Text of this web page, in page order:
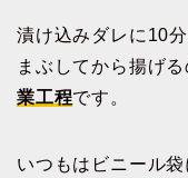
漬け込みダレに10
まぶしてから揚げる
業工程です。
いつもはビニール